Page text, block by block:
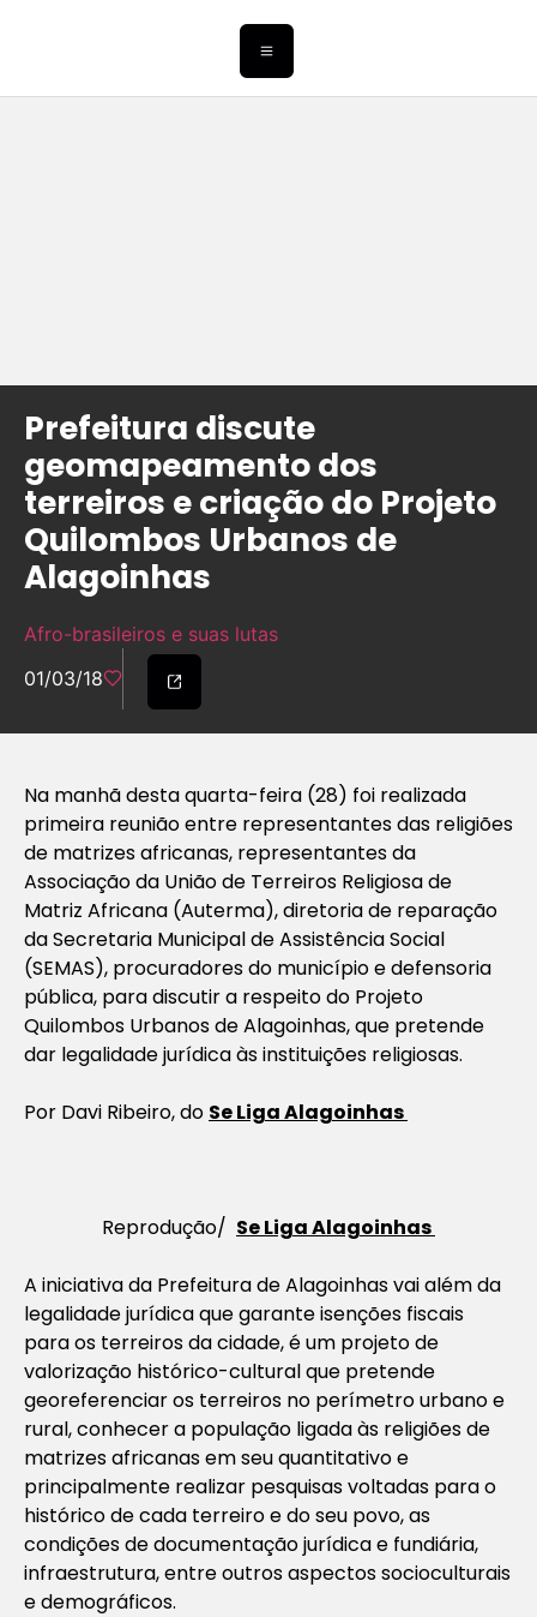
Prefeitura discute
geomapeamento dos
terreiros e criação do Projeto
Quilombos Urbanos de
Alagoinhas
Afro-brasileiros e suas lutas
01/03/18
Na manhã desta quarta-feira (28) foi realizada
primeira reunião entre representantes das religiões
de matrizes africanas, representantes da
Associação da União de Terreiros Religiosa de
Matriz Africana (Auterma), diretoria de reparação
da Secretaria Municipal de Assistência Social
(SEMAS), procuradores do município e defensoria
pública, para discutir a respeito do Projeto
Quilombos Urbanos de Alagoinhas, que pretende
dar legalidade jurídica às instituições religiosas.
Por Davi Ribeiro, do Se Liga Alagoinhas
Reprodução/ Se Liga Alagoinhas
A iniciativa da Prefeitura de Alagoinhas vai além da
legalidade jurídica que garante isenções fiscais
para os terreiros da cidade, é um projeto de
valorização histórico-cultural que pretende
georeferenciar os terreiros no perímetro urbano e
rural, conhecer a população ligada às religiões de
matrizes africanas em seu quantitativo e
principalmente realizar pesquisas voltadas para o
histórico de cada terreiro e do seu povo, as
condições de documentação jurídica e fundiária,
infraestrutura, entre outros aspectos socioculturais
e demográficos.